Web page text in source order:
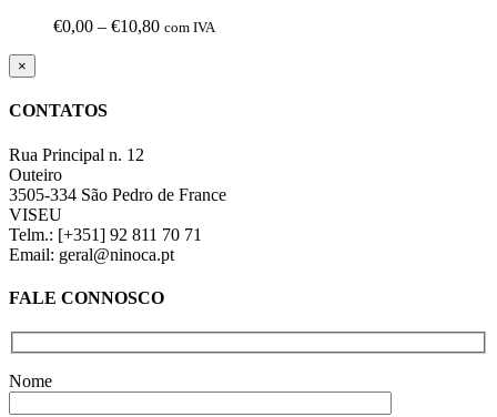
€0,00 – €10,80Price
com IVA
Close
product
view
×
CONTATOS
Rua Principal n. 12
Outeiro
3505-334 São Pedro de France
VISEU
Telm.: [+351] 92 811 70 71
Email: geral@ninoca.pt
FALE CONNOSCO
Nome